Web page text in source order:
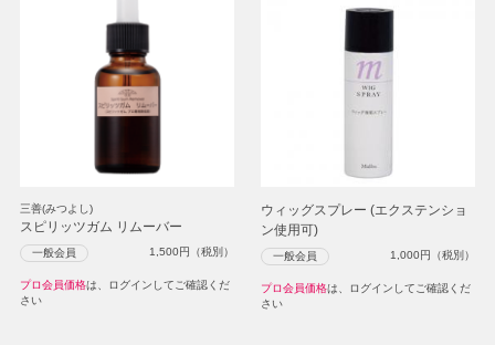
三善(みつよし)
スピリッツガム リムーバー
一般会員 1,500円（税別）
プロ会員価格は、ログインしてご確認くだ
さい
ウィッグスプレー (エクステンショ
ン使用可)
一般会員 1,000円（税別）
プロ会員価格は、ログインしてご確認くだ
さい